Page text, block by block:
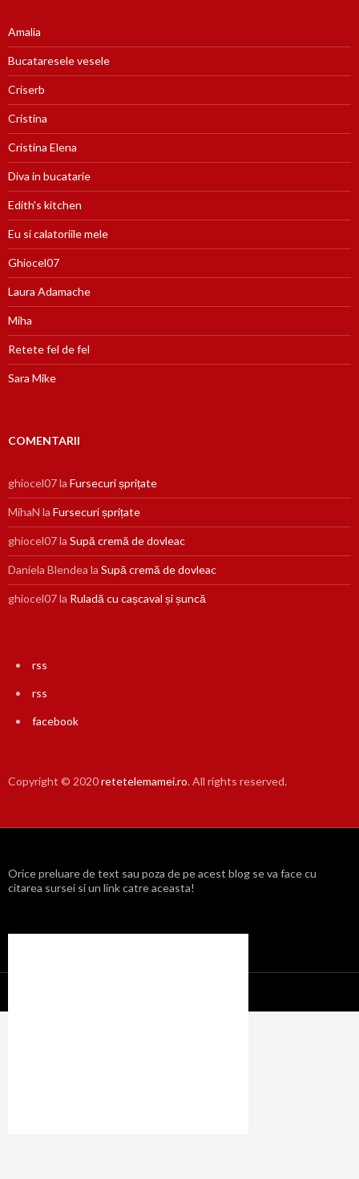
Amalia
Bucataresele vesele
Criserb
Cristina
Cristina Elena
Diva in bucatarie
Edith's kitchen
Eu si calatoriile mele
Ghiocel07
Laura Adamache
Miha
Retete fel de fel
Sara Mike
COMENTARII
ghiocel07la Fursecuri șprițate
MihaN la Fursecuri șprițate
ghiocel07la Supă cremă de dovleac
Daniela Blendea la Supă cremă de dovleac
ghiocel07la Ruladă cu cașcaval și șuncă
rss
rss
facebook
Copyright © 2020retetelemamei.ro. All rights reserved.
Orice preluare de text sau poza de pe acest blog se va face cu
citarea sursei si un link catre aceasta!